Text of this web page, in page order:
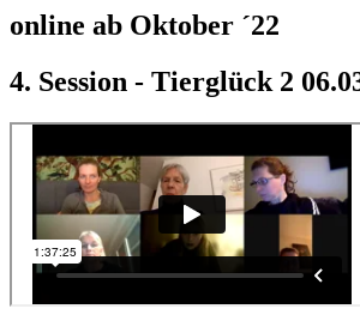
online ab Oktober ´22
4. Session - Tierglück 2